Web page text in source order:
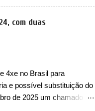
em sua versão mais
ano na China, o compacto
de outras marcas de
do SUV compacto A10.
com um desenho mais
Os faróis cont...
com duas
4xe no Brasil para
e possível substituição do
de 2025 um chamado